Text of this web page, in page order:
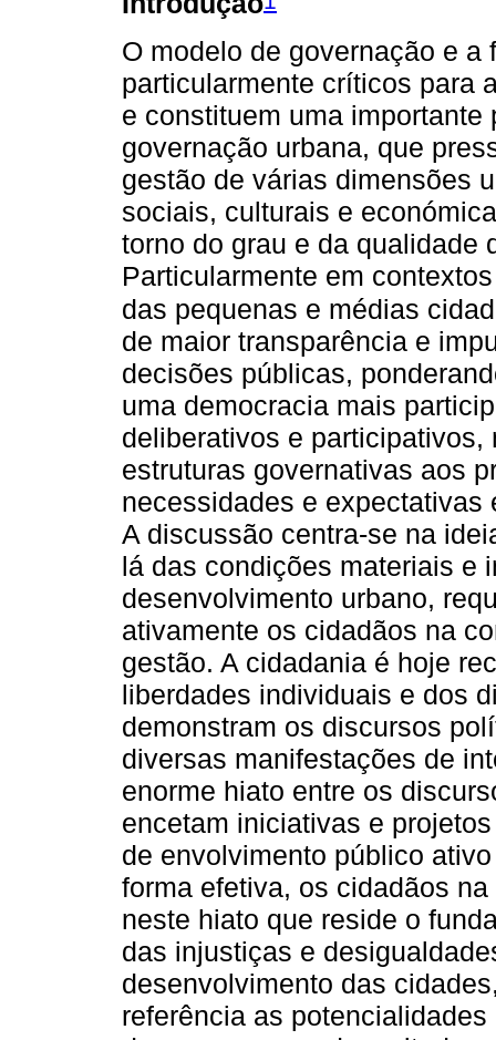
O modelo de governação e
particularmente críticos para
e constituem uma
governação urbana, que
gestão de várias dimensões
sociais, culturais e
torno do grau e da qualidade
Particularmente em
das pequenas e médias
de maior transparência e
decisões públicas,
uma democracia mais
deliberativos e
estruturas governativas aos
necessidades e
A discussão centra-se na
lá das condições materiais e
desenvolvimento urbano,
ativamente os cidadãos na
gestão. A cidadania é hoje
liberdades individuais e dos
demonstram os discursos
diversas manifestações de
enorme hiato entre os
encetam iniciativas e
de envolvimento público
forma efetiva, os cidadãos
neste hiato que reside o
das injustiças e
desenvolvimento das
referência as